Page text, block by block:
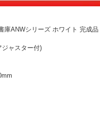
庫ANWシリーズ ホワイト 完成
ジャスター付)